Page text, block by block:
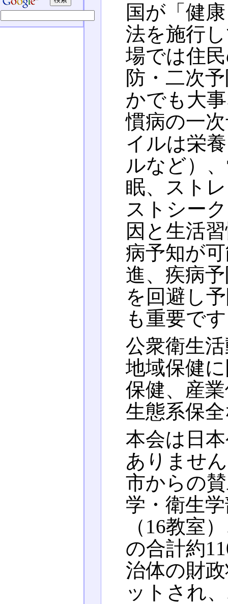
国が「健
法を施行
場では住
防・二次
かでも大
慣病の一
イルは栄
ルなど）
眠、スト
ストシー
因と生活
病予知が
進、疾病
を回避し
も重要で
公衆衛生
地域保健
保健、産
生態系保
本会は日
ありませ
市からの
学・衛生
（16教室
の合計約
治体の財
ットされ